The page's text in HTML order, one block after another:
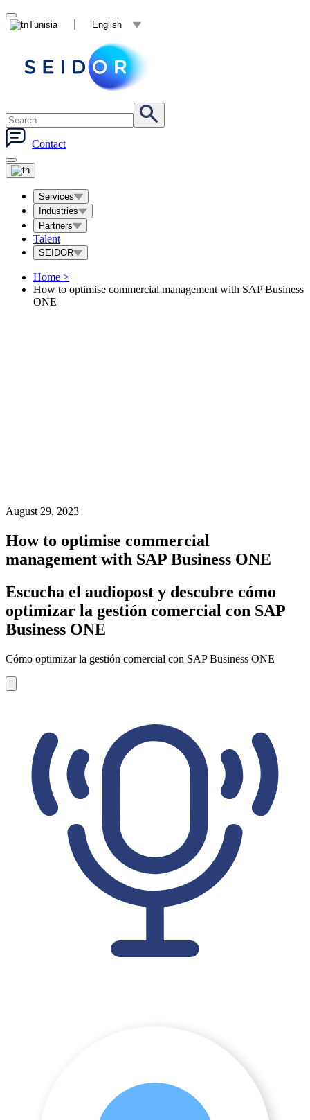
Tunisia English
Contact
Services
Industries
Partners
Talent
SEIDOR
Home >
How to optimise commercial management with SAP Business
ONE
August 29, 2023
How to optimise commercial
management with SAP Business ONE
Escucha el audiopost y descubre cómo
optimizar la gestión comercial con SAP
Business ONE
Cómo optimizar la gestión comercial con SAP Business ONE